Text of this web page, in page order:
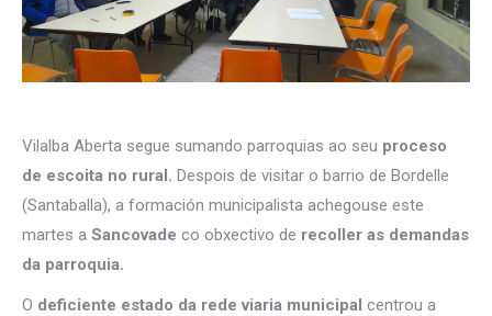
Vilalba Aberta segue sumando parroquias ao seu proceso
de escoita no rural. Despois de visitar o barrio de Bordelle
(Santaballa), a formación municipalista achegouse este
martes a Sancovade co obxectivo de recoller as demandas
da parroquia.
O deficiente estado da rede viaria municipal centrou a